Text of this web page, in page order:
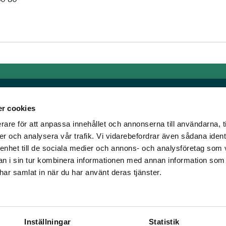
cookies
för att anpassa innehållet och annonserna till användarna,
och analysera vår trafik. Vi vidarebefordrar även sådana
till de sociala medier och annons- och analysföretag som
i sin tur kombinera informationen med annan information
samlat in när du har använt deras tjänster.
Inställningar Statistik
älskar trav!
vi skapat en
Länkar
Allmänna auktionsvillkor
Mobilvy